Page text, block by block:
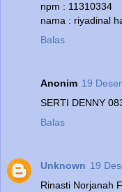
npm : 11310334
nama : riyadinal
Balas
Anonim 19
SERTI DENNY
Balas
Unknown 19
Rinasti Norjanah